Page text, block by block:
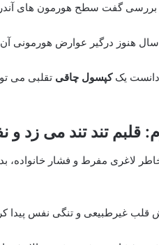
گفت سطح هورمون های
سال هنوز درگیر عوارض
دانست یککپسول چاقی تقلبی می
قلبم تند تند می زد و
به خاطر لاغری مفرط و فشار
قلب غیرطبیعی و تنگی نفس پیدا